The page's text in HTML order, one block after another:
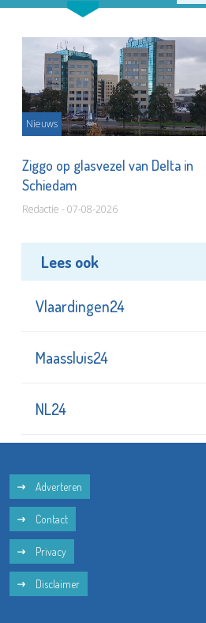
Nieuws
Ziggo op glasvezel van Delta in
Schiedam
Redactie - 07-08-2026
Lees ook
Vlaardingen24
Maassluis24
NL24
Adverteren
Contact
Privacy
Disclaimer